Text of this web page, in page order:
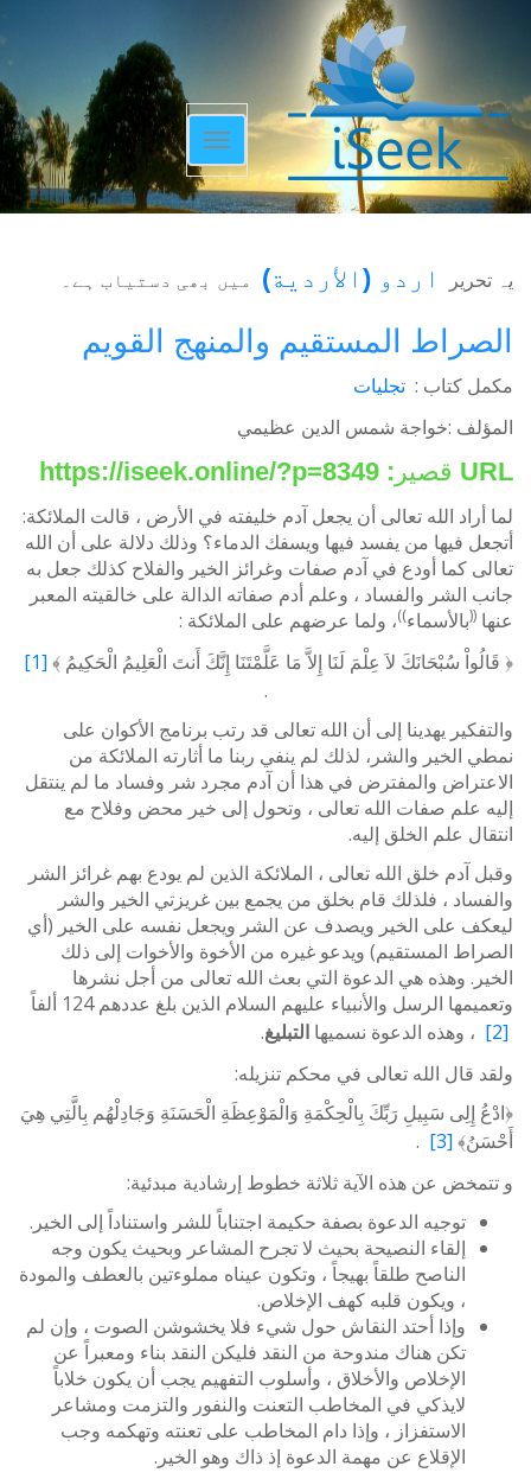
Toggle
navigation
یہ تحریر اردو ( الأردية) میں بھی دستیاب ہے۔
الصراط المستقيم والمنهج القويم
مکمل کتاب : تجلیات
المؤلف :خواجة شمس الدين عظيمي
URL قصير:
لما أراد الله تعالى أن يجعل آدم خليفته في الأرض ، قالت الملائكة:
أتجعل فيها من يفسد فيها ويسفك الدماء؟ وذلك دلالة على أن الله
تعالى كما أودع في آدم صفات وغرائز الخير والفلاح كذلك جعل به
جانب الشر والفساد ، وعلم أدم صفاته الدالة على خالقيته المعبر
عنها ((بالأسماء))، ولما عرضهم على الملائكة :
﴿ قَالُواْ سُبْحَانَكَ لاَ عِلْمَ لَنَا إِلاَّ مَا عَلَّمْتَنَا إِنَّكَ أَنتَ الْعَلِيمُ الْحَكِيمُ ﴾ [1]
.
والتفكير يهدينا إلى أن الله تعالى قد رتب برنامج الأكوان على
نمطي الخير والشر، لذلك لم ينفي ربنا ما أثارته الملائكة من
الاعتراض والمفترض في هذا أن آدم مجرد شر وفساد ما لم ينتقل
إليه علم صفات الله تعالى ، وتحول إلى خير محض وفلاح مع
انتقال علم الخلق إليه.
وقبل آدم خلق الله تعالى ، الملائكة الذين لم يودع بهم غرائز الشر
والفساد ، فلذلك قام بخلق من يجمع بين غريزتي الخير والشر
ليعكف على الخير ويصدف عن الشر ويجعل نفسه على الخير (أي
الصراط المستقيم) ويدعو غيره من الأخوة والأخوات إلى ذلك
الخير. وهذه هي الدعوة التي بعث الله تعالى من أجل نشرها
وتعميمها الرسل والأنبياء عليهم السلام الذين بلغ عددهم 124 ألفاً
[2]
، وهذه الدعوة نسميها التبليغ.
ولقد قال الله تعالى في محكم تنزيله:
﴿ادْعُ إِلِى سَبِيلِ رَبِّكَ بِالْحِكْمَةِ وَالْمَوْعِظَةِ الْحَسَنَةِ وَجَادِلْهُم بِالَّتِي هِيَ
أَحْسَنُ﴾ [3]
.
و تتمخض عن هذه الآية ثلاثة خطوط إرشادية مبدئية:
توجيه الدعوة بصفة حكيمة اجتناباً للشر واستناداً إلى الخير.
إلقاء النصيحة بحيث لا تجرح المشاعر وبحيث يكون وجه
الناصح طلقاً بهيجاً ، وتكون عيناه مملوءتين بالعطف والمودة
، ويكون قلبه كهف الإخلاص.
وإذا أحتد النقاش حول شيء فلا يخشوشن الصوت ، وإن لم
تكن هناك مندوحة من النقد فليكن النقد بناء ومعبراً عن
الإخلاص والأخلاق ، وأسلوب التفهيم يجب أن يكون خلاباً
لايذكي في المخاطب التعنت والنفور والتزمت ومشاعر
الاستفزاز ، وإذا دام المخاطب على تعنته وتهكمه وجب
الإقلاع عن مهمة الدعوة إذ ذاك وهو الخير.